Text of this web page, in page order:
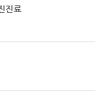
진료